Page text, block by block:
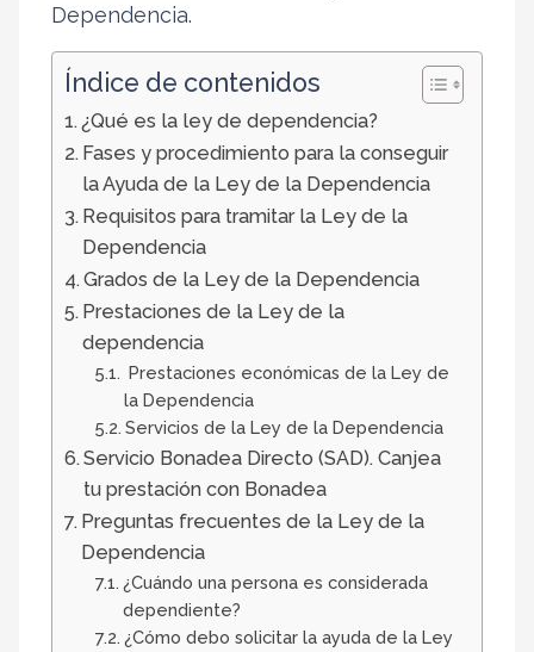
Dependencia.
Índice de contenidos
¿Qué es la ley de dependencia?
Fases y procedimiento para la conseguir
la Ayuda de la Ley de la Dependencia
Requisitos para tramitar la Ley de la
Dependencia
Grados de la Ley de la Dependencia
Prestaciones de la Ley de la
dependencia
Prestaciones económicas de la Ley de
la Dependencia
Servicios de la Ley de la Dependencia
Servicio Bonadea Directo (SAD). Canjea
tu prestación con Bonadea
Preguntas frecuentes de la Ley de la
Dependencia
¿Cuándo una persona es considerada
dependiente?
¿Cómo debo solicitar la ayuda de la Ley